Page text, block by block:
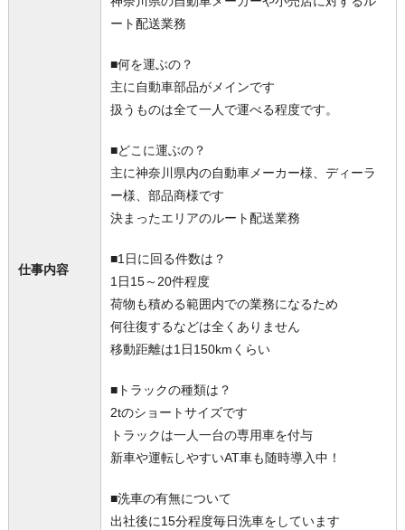
仕事内容
ート配送業務
■何を運ぶの？
主に自動車部品がメインです
扱うものは全て一人で運べる程度です。
■どこに運ぶの？
主に神奈川県内の自動車メーカー様、ディーラ
ー様、部品商様です
決まったエリアのルート配送業務
■1日に回る件数は？
1日15～20件程度
荷物も積める範囲内での業務になるため
何往復するなどは全くありません
移動距離は1日150kmくらい
■トラックの種類は？
2tのショートサイズです
トラックは一人一台の専用車を付与
新車や運転しやすいAT車も随時導入中！
■洗車の有無について
出社後に15分程度毎日洗車をしています